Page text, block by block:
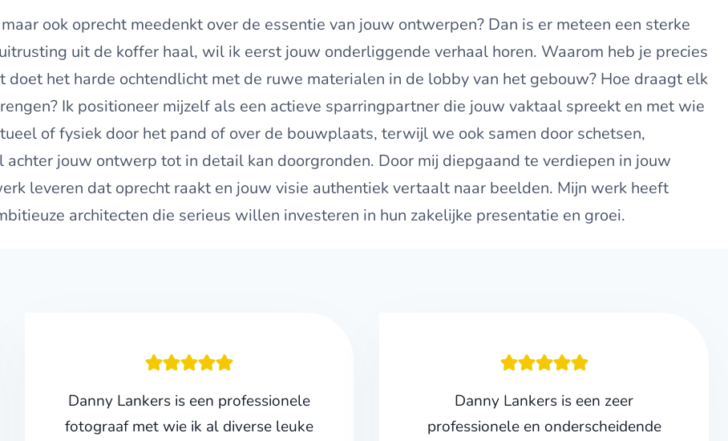
ook oprecht meedenkt over de essentie van jouw ontwerpen? Dan is er meteen een sterke
uit de koffer haal, wil ik eerst jouw onderliggende verhaal horen. Waarom heb je precies
doet het harde ochtendlicht met de ruwe materialen in de lobby van het gebouw? Hoe draagt elk
Ik positioneer mijzelf als een actieve sparringpartner die jouw vaktaal spreekt en met wie
of fysiek door het pand of over de bouwplaats, terwijl we ook samen door schetsen,
achter jouw ontwerp tot in detail kan doorgronden. Door mij diepgaand te verdiepen in jouw
leveren dat oprecht raakt en jouw visie authentiek vertaalt naar beelden. Mijn werk heeft
architecten die serieus willen investeren in hun zakelijke presentatie en groei.
Danny Lankers is een professionele
fotograaf met wie ik al diverse leuke
Danny Lankers is een zeer
professionele en onderscheidende